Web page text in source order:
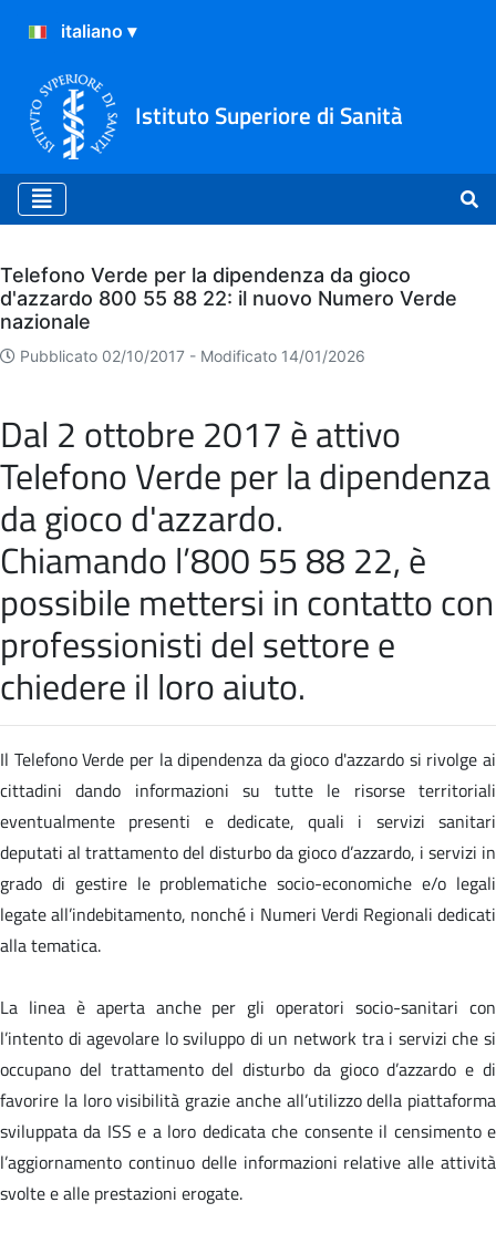
Istituto Superiore di Sanità
Archivio
Telefono Verde per la dipendenza da gioco
d'azzardo 800 55 88 22: il nuovo Numero Verde
nazionale
Pubblicato 02/10/2017 - Modificato 14/01/2026
Dal 2 ottobre 2017 è attivo
Telefono Verde per la dipendenza
da gioco d'azzardo.
Chiamando l’800 55 88 22, è
possibile mettersi in contatto con
professionisti del settore e
chiedere il loro aiuto.
Il Telefono Verde per la dipendenza da gioco d'azzardo si rivolge ai
cittadini dando informazioni su tutte le risorse territoriali
eventualmente presenti e dedicate, quali i servizi sanitari
deputati al trattamento del disturbo da gioco d’azzardo, i servizi in
grado di gestire le problematiche socio-economiche e/o legali
legate all’indebitamento, nonché i Numeri Verdi Regionali dedicati
alla tematica.
La linea è aperta anche per gli operatori socio-sanitari con
l’intento di agevolare lo sviluppo di un network tra i servizi che si
occupano del trattamento del disturbo da gioco d’azzardo e di
favorire la loro visibilità grazie anche all’utilizzo della piattaforma
sviluppata da ISS e a loro dedicata che consente il censimento e
l’aggiornamento continuo delle informazioni relative alle attività
svolte e alle prestazioni erogate.